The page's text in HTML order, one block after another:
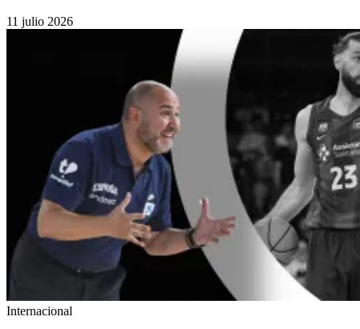
11 julio 2026
Internacional